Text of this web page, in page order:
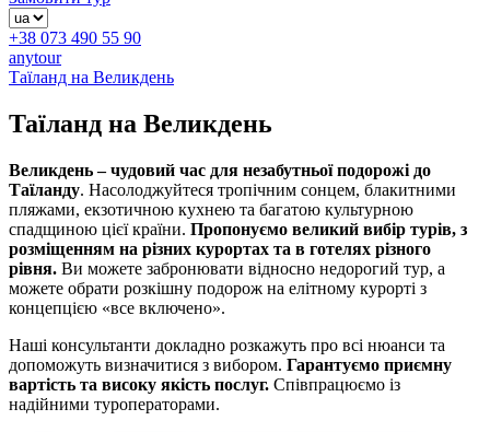
+38 073 490 55 90
anytour
Таїланд на Великдень
Таїланд на Великдень
Великдень – чудовий час для незабутньої подорожі до
Таїланду. Насолоджуйтеся тропічним сонцем, блакитними
пляжами, екзотичною кухнею та багатою культурною
спадщиною цієї країни. Пропонуємо великий вибір турів, з
розміщенням на різних курортах та в готелях різного
рівня. Ви можете забронювати відносно недорогий тур, а
можете обрати розкішну подорож на елітному курорті з
концепцією «все включено».
Наші консультанти докладно розкажуть про всі нюанси та
допоможуть визначитися з вибором. Гарантуємо приємну
вартість та високу якість послуг. Співпрацюємо із
надійними туроператорами.